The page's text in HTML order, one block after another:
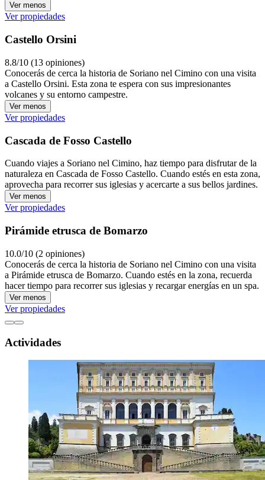
Ver menos
Ver propiedades
Castello Orsini
8.8/10 (13 opiniones)
Conocerás de cerca la historia de Soriano nel Cimino con una visita
a Castello Orsini. Esta zona te espera con sus impresionantes
volcanes y su entorno campestre.
Ver menos
Ver propiedades
Cascada de Fosso Castello
Cuando viajes a Soriano nel Cimino, haz tiempo para disfrutar de la
naturaleza en Cascada de Fosso Castello. Cuando estés en esta zona,
aprovecha para recorrer sus iglesias y acercarte a sus bellos jardines.
Ver menos
Ver propiedades
Pirámide etrusca de Bomarzo
10.0/10 (2 opiniones)
Conocerás de cerca la historia de Soriano nel Cimino con una visita
a Pirámide etrusca de Bomarzo. Cuando estés en la zona, recuerda
hacer tiempo para recorrer sus iglesias y recargar energías en un spa.
Ver menos
Ver propiedades
Actividades